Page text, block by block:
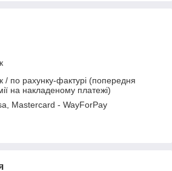
/ по рахунку-фактурі (попередня
на накладеному платежі)
Mastercard - WayForPay